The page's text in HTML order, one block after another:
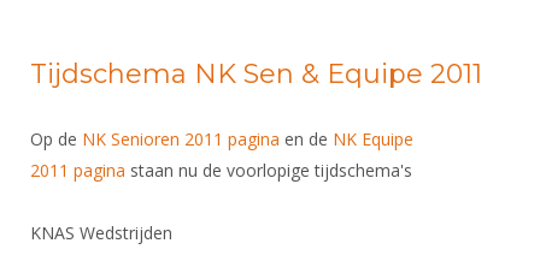
Tijdschema NK Sen & Equipe 2011
Op de NK Senioren 2011 pagina en de NK Equipe
2011 pagina staan nu de voorlopige tijdschema's
KNAS Wedstrijden